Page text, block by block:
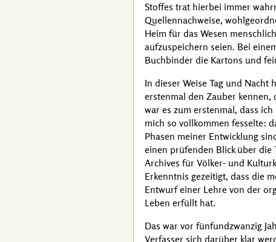
Stoffes trat hierbei immer
Quellennachweise,
Heim für das Wesen
aufzuspeichern seien. Bei
Buchbinder die Kartons und
In dieser Weise Tag und
erstenmal den Zauber
war es zum erstenmal, dass
mich so vollkommen fesselte:
Phasen meiner Entwicklung
einen prüfenden Blick über die
Archives für Völker- und
Erkenntnis gezeitigt, dass die
Entwurf einer Lehre von der
Leben erfüllt hat.
Das war vor fünfundzwanzig
Verfasser sich darüber klar